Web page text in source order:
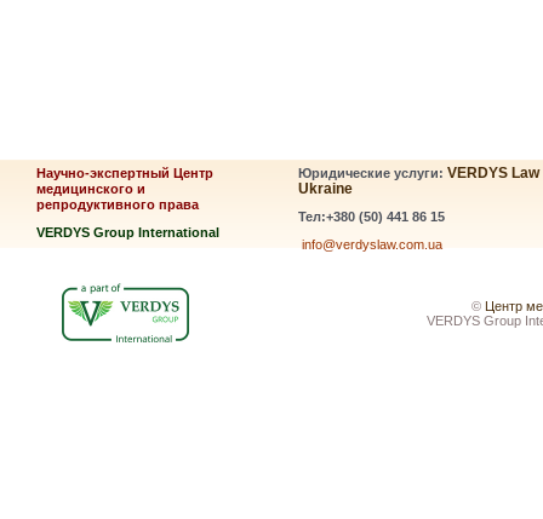
Научно-экспертный Центр
медицинского и
репродуктивного права
VERDYS Group International
Юридические услуги: VERDYS Law
Ukraine
Тел:+380 (50) 441 86 15
info@verdyslaw.com.ua
© Центр
VERDYS Group